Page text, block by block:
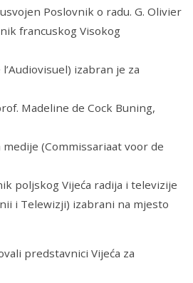
Poslovnik o radu. G. Olivier
francuskog Visokog
izabran je za
Madeline de Cock Buning,
medije (Commissariaat voor de
poljskog Vijeća radija i televizije
i Telewizji) izabrani na mjesto
predstavnici Vijeća za